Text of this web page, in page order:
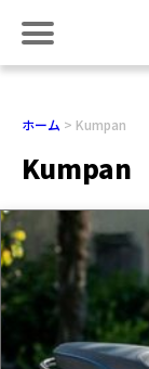
ホーム Kumpan
Kumpan